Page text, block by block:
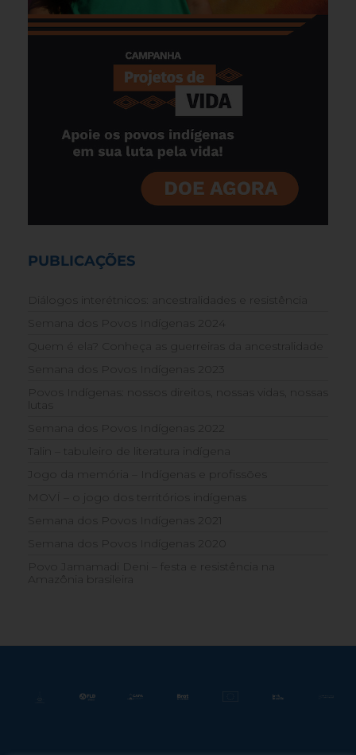
PUBLICAÇÕES
Diálogos interétnicos: ancestralidades e resistência
Semana dos Povos Indígenas 2024
Quem é ela? Conheça as guerreiras da ancestralidade
Semana dos Povos Indígenas 2023
Povos Indígenas: nossos direitos, nossas vidas, nossas
lutas
Semana dos Povos Indígenas 2022
Talin – tabuleiro de literatura indígena
Jogo da memória – Indígenas e profissões
MOVÍ – o jogo dos territórios indígenas
Semana dos Povos Indígenas 2021
Semana dos Povos Indígenas 2020
Povo Jamamadi Deni – festa e resistência na
Amazônia brasileira